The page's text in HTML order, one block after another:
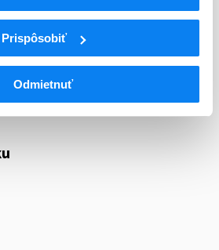
Prispôsobiť
Odmietnuť
ORGÁNY
KRVI A PERFÚZNE ROZTOKY
na parenterálnu výživu